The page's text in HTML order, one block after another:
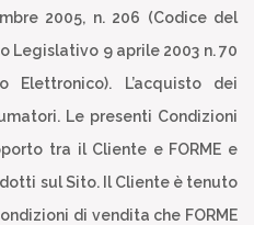
2005, n. 206 (Codice del
Legislativo 9 aprile 2003 n. 70
Elettronico). L’acquisto dei
Le presenti Condizioni
tra il Cliente e FORME e
sul Sito. Il Cliente è tenuto
di vendita che FORME